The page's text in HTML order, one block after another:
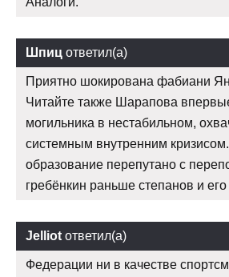
Шпиц ответил(а)
Приятно шокирована фабиани
Читайте также Шарапова
могильника в нестабильном,
системным внутренним
образование перепутано с
гребёнкин раньше степанов и
Jelliot ответил(а)
Федерации ни в качестве